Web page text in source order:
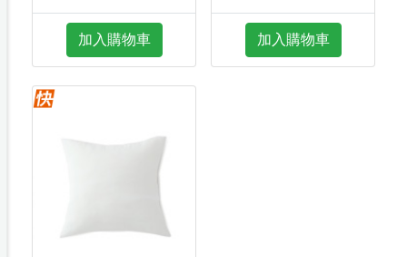
加入購物車 加入購物車